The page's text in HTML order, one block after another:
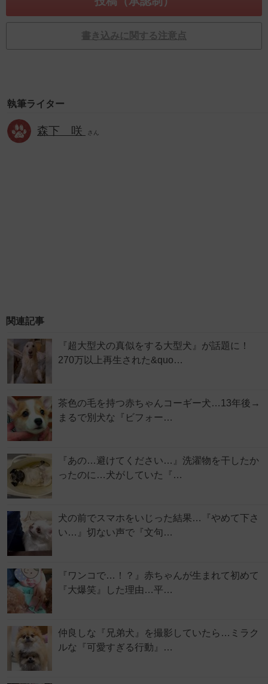
書き込みに関する注意点
執筆ライター
森下 咲 さん
関連記事
『超大型犬の真似をする大型犬』が話題に！
270万以上再生された&quo…
茶色の毛を持つ赤ちゃんコーギー犬…13年後→
まるで別犬な『ビフォー…
『あの…避けてください…』洗濯物を干したか
ったのに…犬がしていた『…
犬の前でスマホをいじった結果…『やめて下さ
い…』切ない声で『文句…
『ワンコで…！？』赤ちゃんが生まれて初めて
『大爆笑』した理由…平…
仲良しな『兄弟犬』を撮影していたら…ミラク
ルな『可愛すぎる行動』…